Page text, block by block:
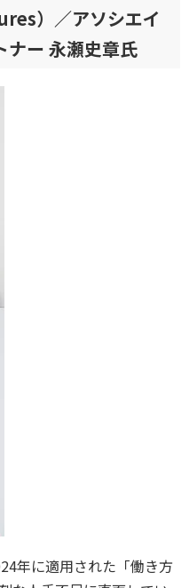
）／アソシエイ
ナー 永瀬史章氏
年に適用された「働き方